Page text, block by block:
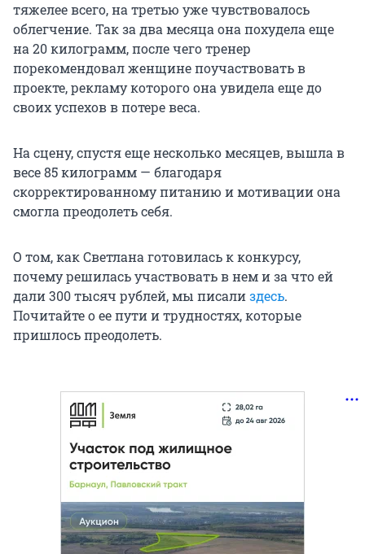
тяжелее всего, на третью уже чувствовалось
облегчение. Так за два месяца она похудела еще
на 20 килограмм, после чего тренер
порекомендовал женщине поучаствовать в
проекте, рекламу которого она увидела еще до
своих успехов в потере веса.
На сцену, спустя еще несколько месяцев, вышла в
весе 85 килограмм — благодаря
скорректированному питанию и мотивации она
смогла преодолеть себя.
О том, как Светлана готовилась к конкурсу,
почему решилась участвовать в нем и за что ей
дали 300 тысяч рублей, мы писализдесь.
Почитайте о ее пути и трудностях, которые
пришлось преодолеть.